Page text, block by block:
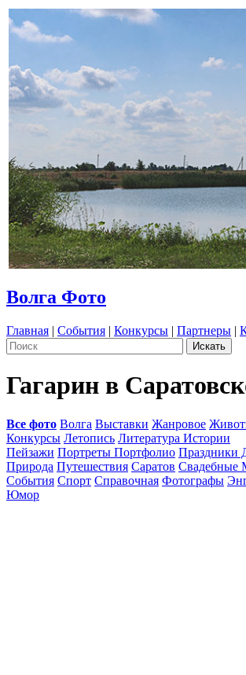
Волга Фото
Главная | События | Конкурсы | Партнеры |
Гагарин в
Все фото Волга Выставки Жанровое
Конкурсы Летопись Литература Истории
Пейзажи Портреты Портфолио Праздники
Природа Путешествия Саратов Свадебные
События Спорт Справочная Фотографы
Юмор